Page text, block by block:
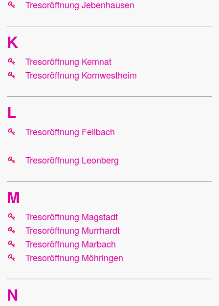
Tresoröffnung Jebenhausen
K
Tresoröffnung Kemnat
Tresoröffnung Kornwestheim
L
Tresoröffnung Fellbach
Tresoröffnung Leonberg
M
Tresoröffnung Magstadt
Tresoröffnung Murrhardt
Tresoröffnung Marbach
Tresoröffnung Möhringen
N